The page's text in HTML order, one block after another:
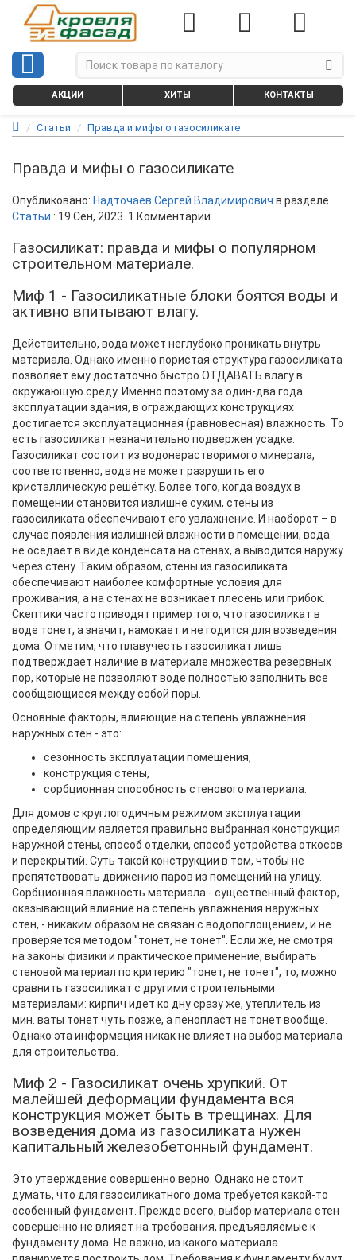
АКЦИИ ХИТЫ КОНТАКТЫ
Статьи Правда и мифы о газосиликате
Правда и мифы о газосиликате
Опубликовано: Надточаев Сергей Владимирович в разделе
Статьи : 19 Сен, 2023 . 1 Комментарии
Газосиликат: правда и мифы о популярном
строительном материале.
Миф 1 - Газосиликатные блоки боятся воды и
активно впитывают влагу.
Действительно, вода может неглубоко проникать внутрь
материала. Однако именно пористая структура газосиликата
позволяет ему достаточно быстро ОТДАВАТЬ влагу в
окружающую среду. Именно поэтому за один-два года
эксплуатации здания, в ограждающих конструкциях
достигается эксплуатационная (равновесная) влажность. То
есть газосиликат незначительно подвержен усадке.
Газосиликат состоит из водонерастворимого минерала,
соответственно, вода не может разрушить его
кристаллическую решётку. Более того, когда воздух в
помещении становится излишне сухим, стены из
газосиликата обеспечивают его увлажнение. И наоборот – в
случае появления излишней влажности в помещении, вода
не оседает в виде конденсата на стенах, а выводится наружу
через стену. Таким образом, стены из газосиликата
обеспечивают наиболее комфортные условия для
проживания, а на стенах не возникает плесень или грибок.
Скептики часто приводят пример того, что газосиликат в
воде тонет, а значит, намокает и не годится для возведения
дома. Отметим, что плавучесть газосиликат лишь
подтверждает наличие в материале множества резервных
пор, которые не позволяют воде полностью заполнить все
сообщающиеся между собой поры.
Основные факторы, влияющие на степень увлажнения
наружных стен - это:
сезонность эксплуатации помещения,
конструкция стены,
сорбционная способность стенового материала.
Для домов с круглогодичным режимом эксплуатации
определяющим является правильно выбранная конструкция
наружной стены, способ отделки, способ устройства откосов
и перекрытий. Суть такой конструкции в том, чтобы не
препятствовать движению паров из помещений на улицу.
Сорбционная влажность материала - существенный фактор,
оказывающий влияние на степень увлажнения наружных
стен, - никаким образом не связан с водопоглощением, и не
проверяется методом "тонет, не тонет". Если же, не смотря
на законы физики и практическое применение, выбирать
стеновой материал по критерию "тонет, не тонет", то, можно
сравнить газосиликат с другими строительными
материалами: кирпич идет ко дну сразу же, утеплитель из
мин. ваты тонет чуть позже, а пенопласт не тонет вообще.
Однако эта информация никак не влияет на выбор материала
для строительства.
Миф 2 - Газосиликат очень хрупкий. От
малейшей деформации фундамента вся
конструкция может быть в трещинах. Для
возведения дома из газосиликата нужен
капитальный железобетонный фундамент.
Это утверждение совершенно верно. Однако не стоит
думать, что для газосиликатного дома требуется какой-то
особенный фундамент. Прежде всего, выбор материала стен
совершенно не влияет на требования, предъявляемые к
фундаменту дома. Не важно, из какого материала